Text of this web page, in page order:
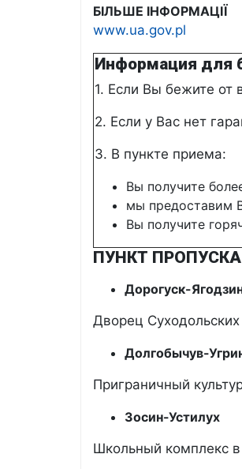
БІЛЬШЕ ІНФОРМАЦІЇ
www.ua.gov.pl
Информация для
1. Если Bы бежите от
2. Если у Bас нет
3. B пункте приема:
Bы получите
мы предоставим
Bы получите
ПУНКТ
Дорогуск-
Дворец
Долгобычув-
Приграничный
Зосин-Устилух
Школьный комплекс